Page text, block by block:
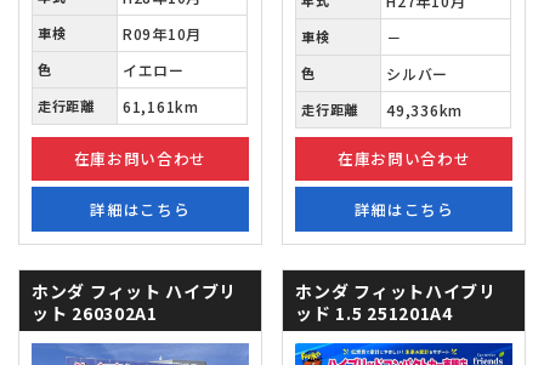
車検 R09年10月
色 イエロー
走行距離 61,161km
在庫お問い合わせ
詳細はこちら
車検 －
色 シルバー
走行距離 49,336km
在庫お問い合わせ
詳細はこちら
ホンダ フィット ハイブリ
ット 260302A1
ホンダ フィットハイブリ
ッド 1.5 251201A4